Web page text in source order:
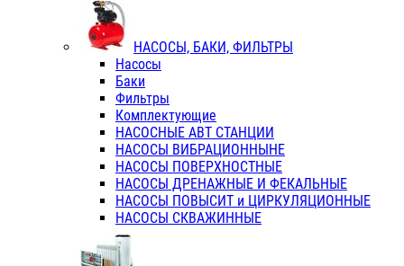
НАСОСЫ, БАКИ, ФИЛЬТРЫ
Насосы
Баки
Фильтры
Комплектующие
НАСОСНЫЕ АВТ СТАНЦИИ
НАСОСЫ ВИБРАЦИОННЫНЕ
НАСОСЫ ПОВЕРХНОСТНЫЕ
НАСОСЫ ДРЕНАЖНЫЕ И ФЕКАЛЬНЫЕ
НАСОСЫ ПОВЫСИТ и ЦИРКУЛЯЦИОННЫЕ
НАСОСЫ СКВАЖИННЫЕ